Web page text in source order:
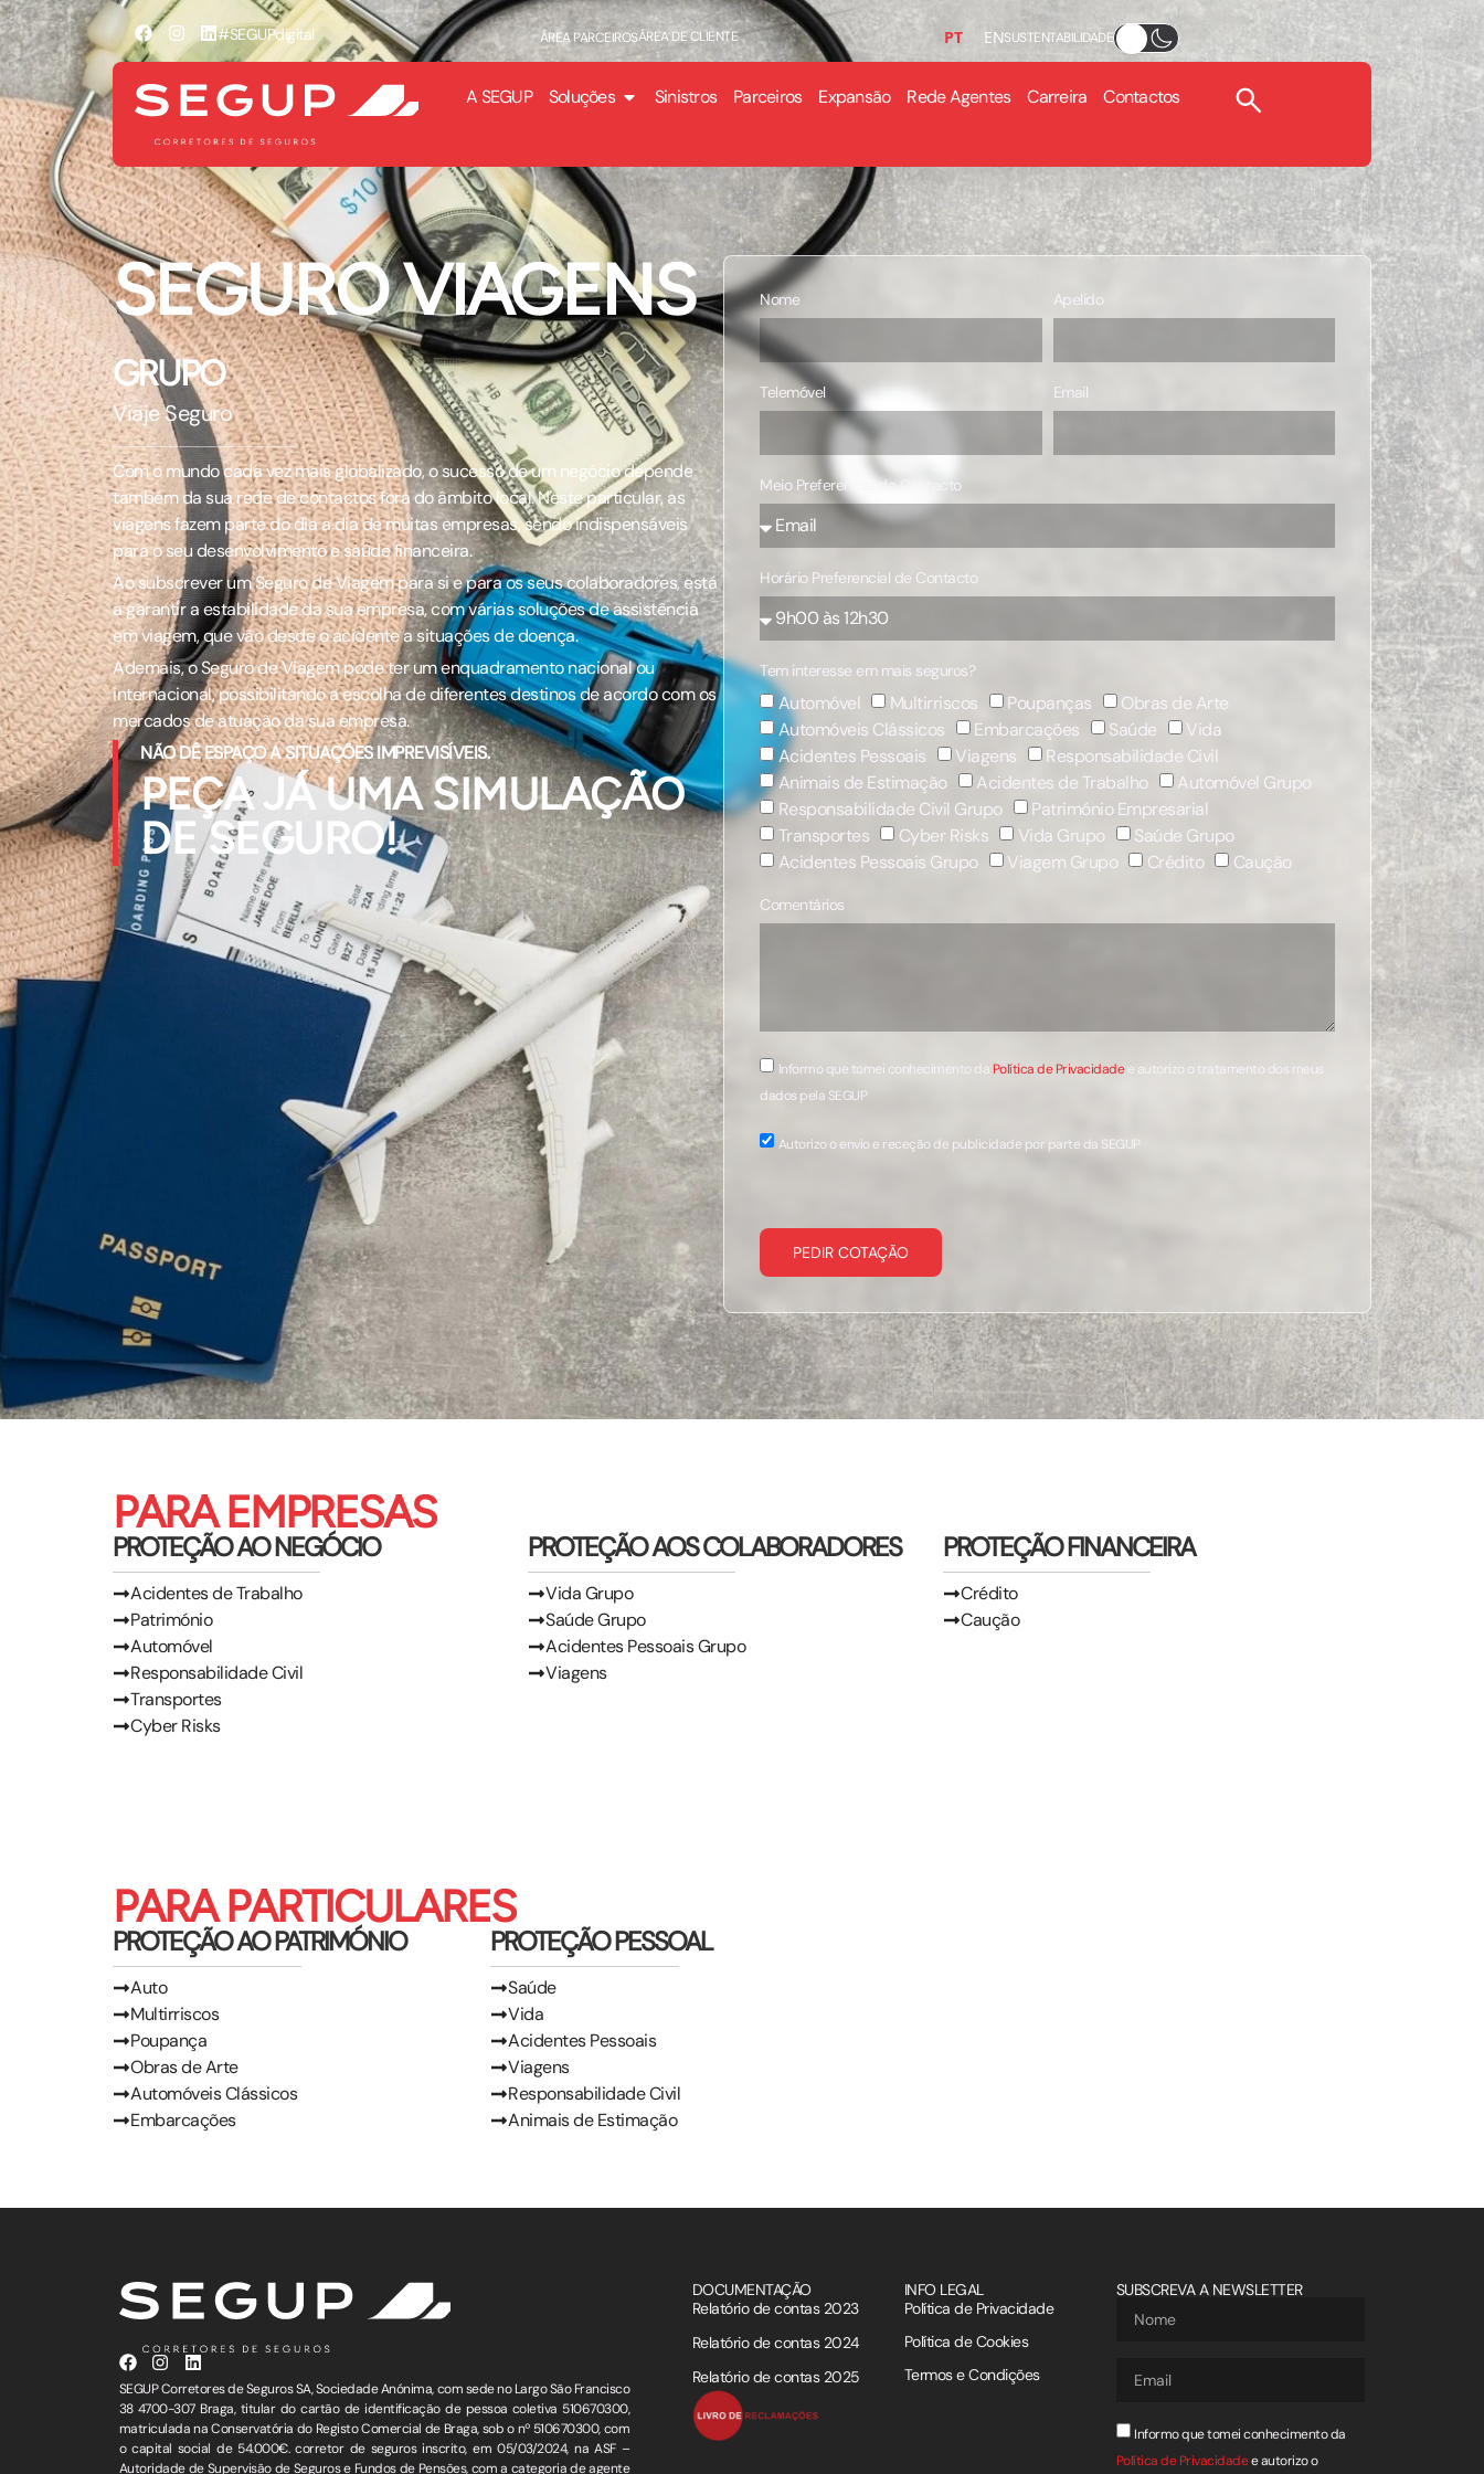
#SEGUPdigital ÁREA PARCEIROSÁREA DE CLIENTE PT ENSUSTENTABILIDADE
A SEGUP Soluções Sinistros Parceiros Expansão Rede Agentes Carreira Contactos
SEGURO VIAGENS
GRUPO
Viaje Seguro
Com o mundo cada vez mais globalizado, o sucesso de um negócio depende
também da sua rede de contactos fora do âmbito local. Neste particular, as
viagens fazem parte do dia a dia de muitas empresas, sendo indispensáveis
para o seu desenvolvimento e saúde financeira.
Ao subscrever um Seguro de Viagem para si e para os seus colaboradores, está
a garantir a estabilidade da sua empresa, com várias soluções de assistência
em viagem, que vão desde o acidente a situações de doença.
Ademais, o Seguro de Viagem pode ter um enquadramento nacional ou
internacional, possibilitando a escolha de diferentes destinos de acordo com os
mercados de atuação da sua empresa.
NÃO DÊ ESPAÇO A SITUAÇÕES IMPREVISÍVEIS.
PEÇA JÁ UMA SIMULAÇÃO
DE SEGURO!
Nome Apelido
Telemóvel Email
Meio Preferencial de Contacto
Horário Preferencial de Contacto
Tem interesse em mais seguros?
Automóvel Multirriscos Poupanças
Obras de Arte
Automóveis Clássicos
Embarcações Saúde
Vida
Acidentes Pessoais
Viagens
Responsabilidade Civil
Animais de Estimação
Acidentes de Trabalho
Automóvel Grupo
Responsabilidade Civil Grupo
Património Empresarial
Transportes
Cyber Risks Vida Grupo
Saúde Grupo
Acidentes Pessoais Grupo
Viagem Grupo Crédito Caução
Comentários
Informo que tomei conhecimento da Política de Privacidadee autorizo o tratamento dos meus
dados pela SEGUP
Autorizo o envio e receção de publicidade por parte da SEGUP
PEDIR COTAÇÃO
PARA EMPRESAS
PROTEÇÃO AO NEGÓCIO
Acidentes de Trabalho
Património
Automóvel
Responsabilidade Civil
Transportes
Cyber Risks
PROTEÇÃO AOS COLABORADORES
Vida Grupo
Saúde Grupo
Acidentes Pessoais Grupo
Viagens
PROTEÇÃO FINANCEIRA
Crédito
Caução
PARA PARTICULARES
PROTEÇÃO AO PATRIMÓNIO
Auto
Multirriscos
Poupança
Obras de Arte
Automóveis Clássicos
Embarcações
PROTEÇÃO PESSOAL
Saúde
Vida
Acidentes Pessoais
Viagens
Responsabilidade Civil
Animais de Estimação
SEGUP Corretores de Seguros SA, Sociedade Anónima, com sede no Largo São Francisco
38 4700-307 Braga, titular do cartão de identificação de pessoa coletiva 510670300,
matriculada na Conservatória do Registo Comercial de Braga, sob o nº 510670300, com
o capital social de 54.000€. corretor de seguros inscrito, em 05/03/2024, na ASF –
Autoridade de Supervisão de Seguros e Fundos de Pensões, com a categoria de agente
DOCUMENTAÇÃO
Relatório de contas 2023
Relatório de contas 2024
Relatório de contas 2025
INFO LEGAL
Política de Privacidade
Política de Cookies
Termos e Condições
SUBSCREVA A NEWSLETTER
Informo que tomei conhecimento da
Política de Privacidadee autorizo o